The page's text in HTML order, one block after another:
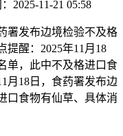
2025-11-21 05:58
发布边境检验不及格
提醒：2025年11月18
单，此中不及格进口食
月18日，食药署发布边
口食物有仙草、具体消